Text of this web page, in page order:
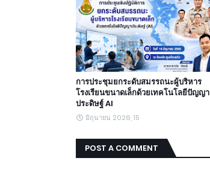
การประชุมยกระดับสมรรถนะผู้บริหาร
โรงเรียนขนาดเล็กด้วยเทคโนโลยีปัญญา
ประดิษฐ์ AI
มิถุนายน 2026, 15
POST A COMMENT